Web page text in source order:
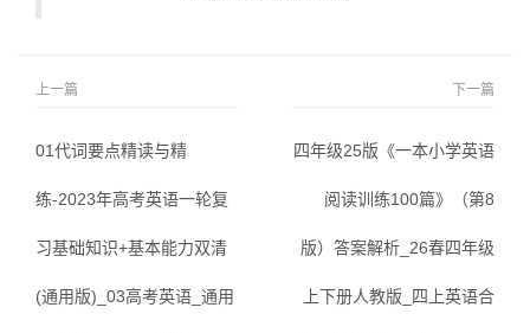
上一篇
01代词要点精读与精
练-2023年高考英语一轮复
习基础知识+基本能力双清
(通用版)_03高考英语_通用
下一篇
四年级25版《一本小学英语
阅读训练100篇》（第8
版）答案解析_26春四年级
上下册人教版_四上英语合